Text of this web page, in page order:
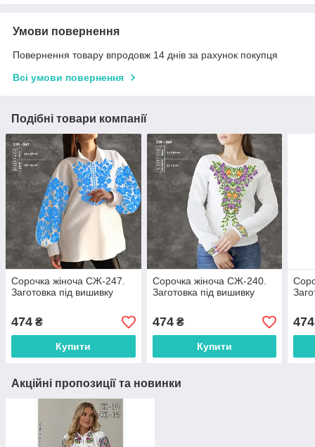
Умови повернення
Повернення товару впродовж 14 днів за рахунок покупця
Всі умови повернення
Подібні товари компанії
Сорочка жіноча СЖ-247.
Заготовка під вишивку
474 ₴
Купити
Сорочка жіноча СЖ-240.
Заготовка під вишивку
474₴
Купити
474
Акційні пропозиції та новинки